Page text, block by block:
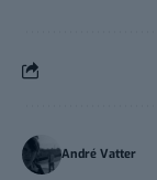
André Vatter